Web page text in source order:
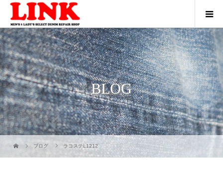
BLOG
ブログ ラコステL1212